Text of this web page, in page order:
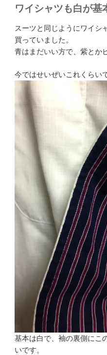
ワイシャツも白が基
スーツと同じようにワイシ
買っていました。
青はまだいい方で、紫とか
今ではせいぜいこれくらい
基本は白で、袖の裏側にこ
いです。